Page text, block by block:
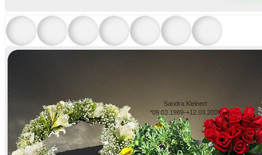
Sandra Kleinert
*09.03.1989-+12.03.2009